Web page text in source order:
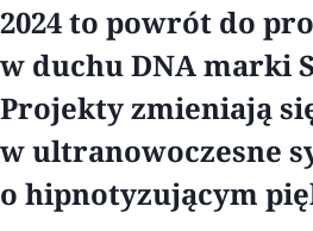
2024 to powrót do
w duchu DNA marki
Projekty zmieniają
w ultranowoczesne
o hipnotyzującym